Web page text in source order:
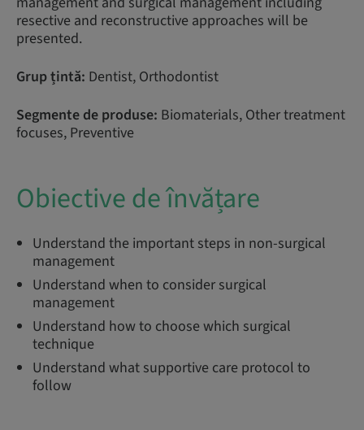
resective and reconstructive approaches will be
presented.
Grup țintă: Dentist, Orthodontist
Segmente de produse: Biomaterials, Other treatment
focuses, Preventive
Obiective de învățare
Understand the important steps in non-surgical
management
Understand when to consider surgical
management
Understand how to choose which surgical
technique
Understand what supportive care protocol to
follow